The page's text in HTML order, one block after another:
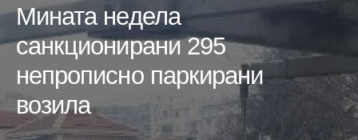
Мината недела
санкционирани 295
непрописно паркирани
возила